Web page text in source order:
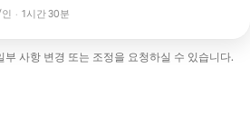
· 1시간 30분
사항 변경 또는 조정을 요청하실 수 있습니다.